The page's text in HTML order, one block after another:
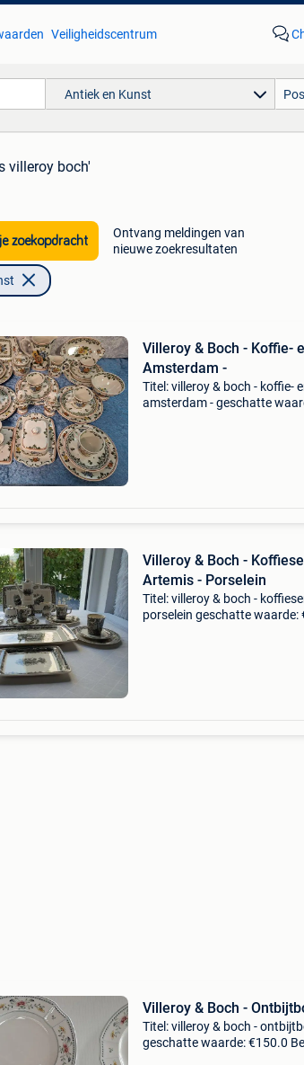
Veiligheidscentrum
Antiek en Kunst
villeroy boch'
zoekopdracht
Ontvang meldingen van
nieuwe zoekresultaten
Villeroy & Boch - Koffie-
Amsterdam -
Titel: villeroy & boch - koffie-
amsterdam - geschatte
Villeroy & Boch -
Artemis - Porselein
Titel: villeroy & boch -
porselein geschatte waarde:
Villeroy & Boch -
Titel: villeroy & boch -
geschatte waarde: €150.0